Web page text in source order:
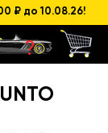
₽ до 10.08.26!